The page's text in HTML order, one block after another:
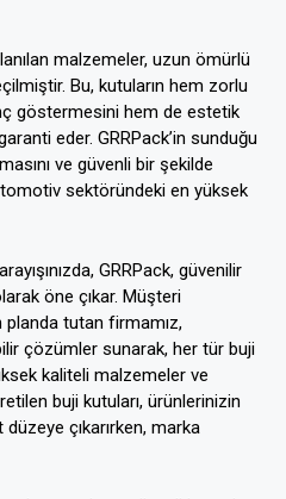
malzemeler, uzun ömürlü
Bu, kutuların hem zorlu
göstermesini hem de estetik
eder. GRRPack’in sunduğu
ve güvenli bir şekilde
sektöründeki en yüksek
GRRPack, güvenilir
öne çıkar. Müşteri
tutan firmamız,
çözümler sunarak, her tür buji
kaliteli malzemeler ve
buji kutuları, ürünlerinizin
çıkarırken, marka